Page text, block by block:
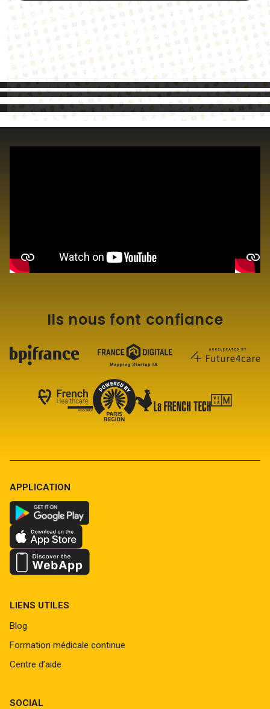
Ils nous font confiance
APPLICATION
LIENS UTILES
Blog
Formation médicale continue
Centre d’aide
SOCIAL